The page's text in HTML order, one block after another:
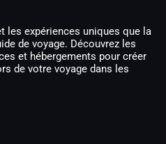
les expériences uniques que la
de voyage. Découvrez les
et hébergements pour créer
de votre voyage dans les